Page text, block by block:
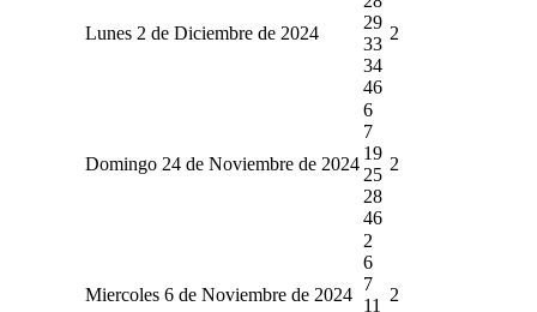
Lunes 2 de Diciembre de 2024
29
33
34
46
2
Domingo 24 de Noviembre de 2024
6
7
19
25
28
46
2
Miercoles 6 de Noviembre de 2024
2
6
7
11
2